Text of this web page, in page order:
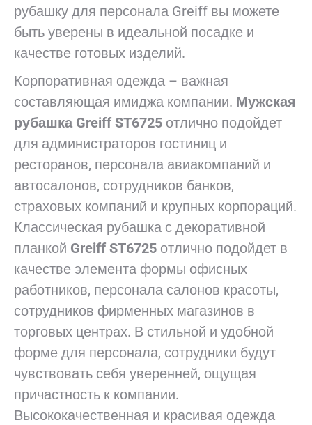
рубашку для персонала Greiff вы можете
быть уверены в идеальной посадке и
качестве готовых изделий.
Корпоративная одежда – важная
составляющая имиджа компании. Мужская
рубашкаGreiff ST6725 отлично подойдет
для администраторов гостиниц и
ресторанов, персонала авиакомпаний и
автосалонов, сотрудников банков,
страховых компаний и крупных корпораций.
Классическая рубашка с декоративной
планкой Greiff ST6725 отлично подойдет в
качестве элемента формы офисных
работников, персонала салонов красоты,
сотрудников фирменных магазинов в
торговых центрах. В стильной и удобной
форме для персонала, сотрудники будут
чувствовать себя уверенней, ощущая
причастность к компании.
Высококачественная и красивая одежда